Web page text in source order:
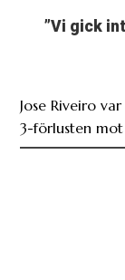
”Vi gick
Jose Riveiro
3-förlusten